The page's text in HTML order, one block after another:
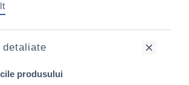
produsului